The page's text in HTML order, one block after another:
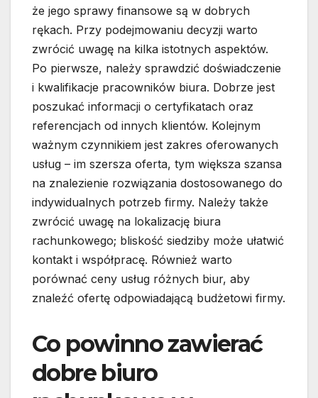
że jego sprawy finansowe są w dobrych
rękach. Przy podejmowaniu decyzji warto
zwrócić uwagę na kilka istotnych aspektów.
Po pierwsze, należy sprawdzić doświadczenie
i kwalifikacje pracowników biura. Dobrze jest
poszukać informacji o certyfikatach oraz
referencjach od innych klientów. Kolejnym
ważnym czynnikiem jest zakres oferowanych
usług – im szersza oferta, tym większa szansa
na znalezienie rozwiązania dostosowanego do
indywidualnych potrzeb firmy. Należy także
zwrócić uwagę na lokalizację biura
rachunkowego; bliskość siedziby może ułatwić
kontakt i współpracę. Również warto
porównać ceny usług różnych biur, aby
znaleźć ofertę odpowiadającą budżetowi firmy.
Co powinno zawierać
dobre biuro